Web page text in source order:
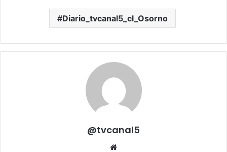
Diario_tvcanal5_cl_Osorno
@tvcanal5